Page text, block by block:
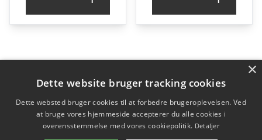
Varekategorier
Produkter
×
Dette website bruger tracking cookies
Dette websted bruger cookies til at forbedre brugeroplevelsen. Ved
at bruge vores hjemmeside accepterer du alle cookies i
overensstemmelse med vores cookiepolitik. Detaljer